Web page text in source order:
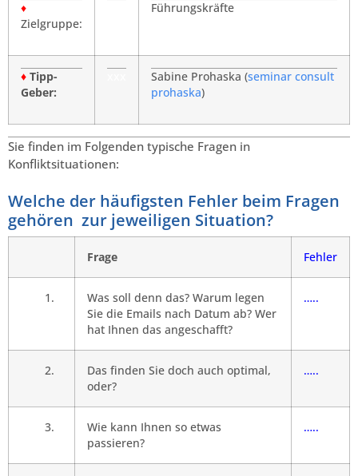
♦
Zielgruppe:
Führungskräfte
♦ Tipp-
Geber:
Sabine Prohaska (seminar consult
prohaska)
Sie finden im Folgenden typische Fragen in
Konfliktsituationen:
Welche der häufigsten Fehler beim Fragen
gehören zur jeweiligen Situation?
Frage Fehler
1.
Was soll denn das? Warum legen
Sie die Emails nach Datum ab? Wer
hat Ihnen das angeschafft?
…..
2.
Das finden Sie doch auch optimal,
oder?
…..
3.
Wie kann Ihnen so etwas
passieren?
…..